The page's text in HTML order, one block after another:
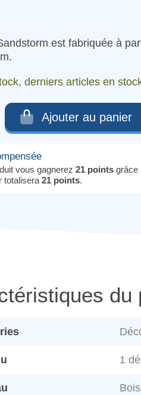
est fabriquée à
derniers articles en
Ajouter au panier
vous gagnerez 21 points grâce
totalisera 21 points.
du
1
Bois